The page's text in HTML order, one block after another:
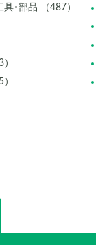
･部品 （487）